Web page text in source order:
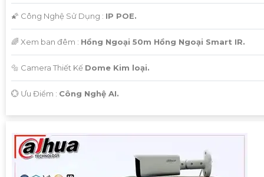
🌠 Công Nghệ Sử Dụng : IP POE.
🌈 Xem ban đêm : Hồng Ngoại 50m Hồng Ngoại Smart IR.
🔩 Camera Thiết Kế Dome Kim loại.
️💮 Ưu Điểm : Công Nghệ AI.